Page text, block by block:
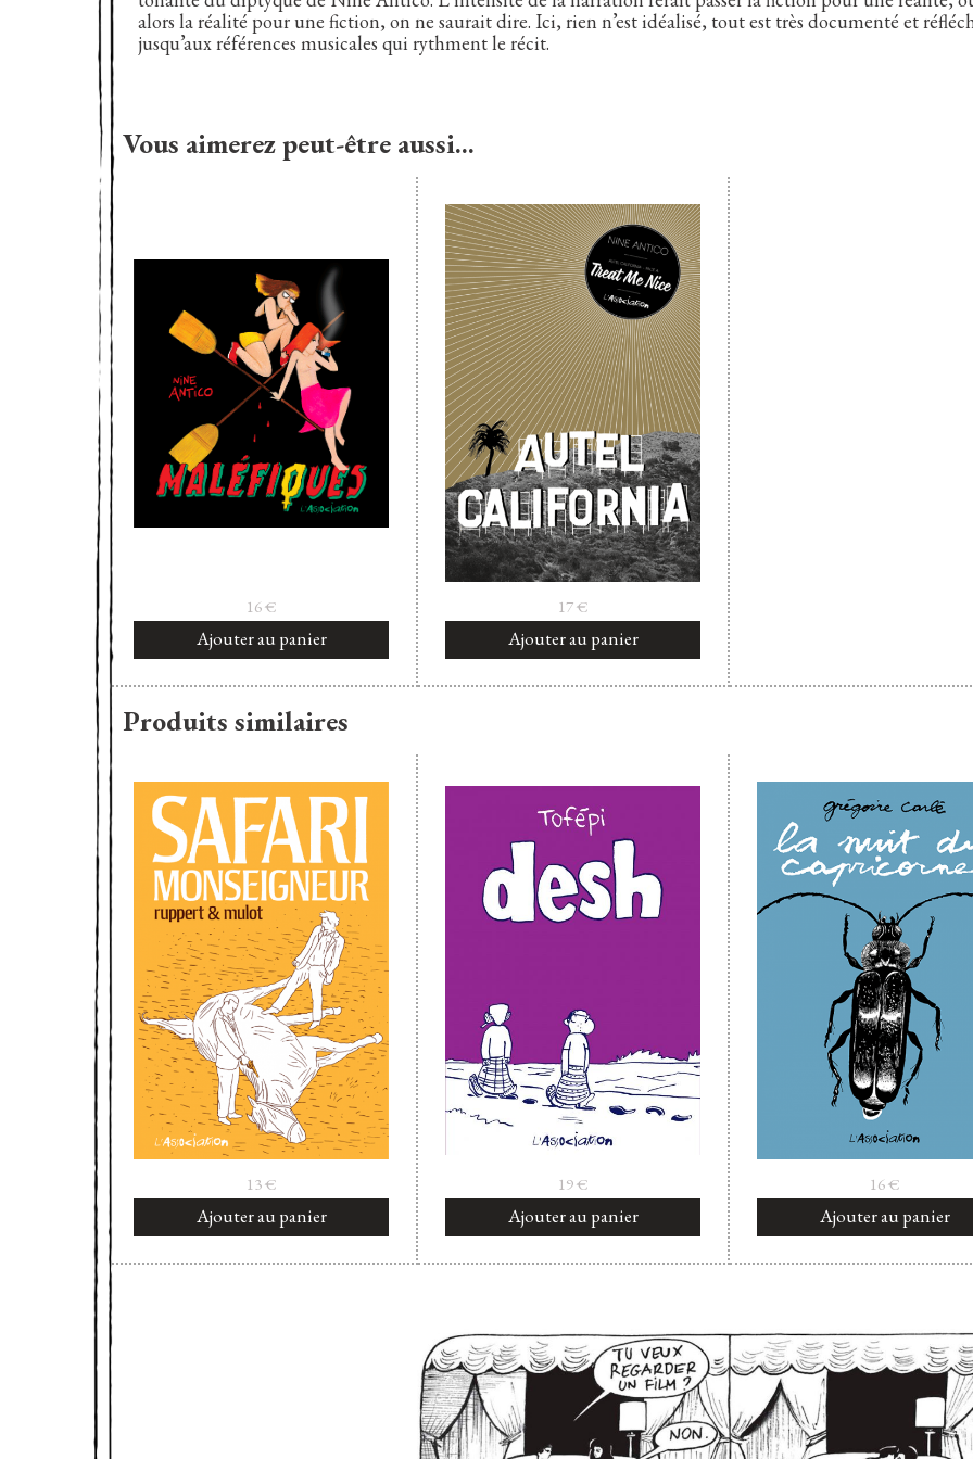
alors la réalité pour une fiction, on ne saurait dire. Ici, rien n’est idéalisé, tout est très documenté et
jusqu’aux références musicales qui rythment le récit.
Vous aimerez peut-être aussi…
16€
Ajouter au panier
17€
Ajouter au panier
Produits similaires
13€
Ajouter au panier
19€
Ajouter au panier
16€
Ajouter au panier